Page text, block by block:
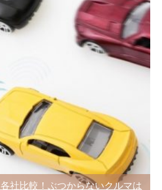
社比較！ぶつからないクルマは